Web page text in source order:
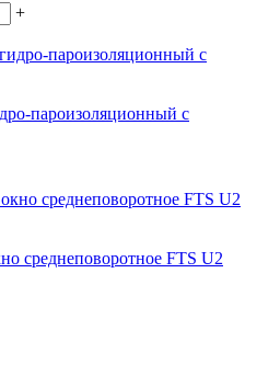
+
пароизоляционный c
среднеповоротное FTS U2